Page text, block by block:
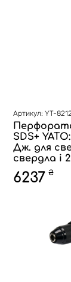
Артикул: YT-
SDS+
Дж. для
свердла і
6237 ₴